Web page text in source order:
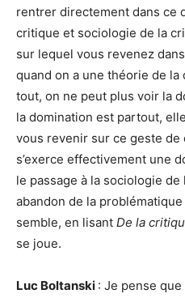
rentrer directement dans ce
critique et sociologie de la
sur lequel vous revenez dans
quand on a une théorie de
tout, on ne peut plus voir la
la domination est partout,
vous revenir sur ce geste
s’exerce effectivement une
le passage à la sociologie
abandon de la
semble, en lisant De la
se joue.
Luc Boltanski : Je pense que